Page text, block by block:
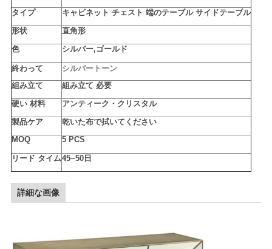
見
積
依
頼
地
図
ラ
タイプ キャビネット チェスト 端のテーブル サイドテーブル
形状 直角形
色 シルバー,ゴールド
終わって シルバートーン
組み立て 組み立て 必要
硬い 材料 アンティーク・クリスタル
製品ケア 乾いた布で拭いてください
MOQ 5 PCS
リード タイム45~50日
詳細な画像